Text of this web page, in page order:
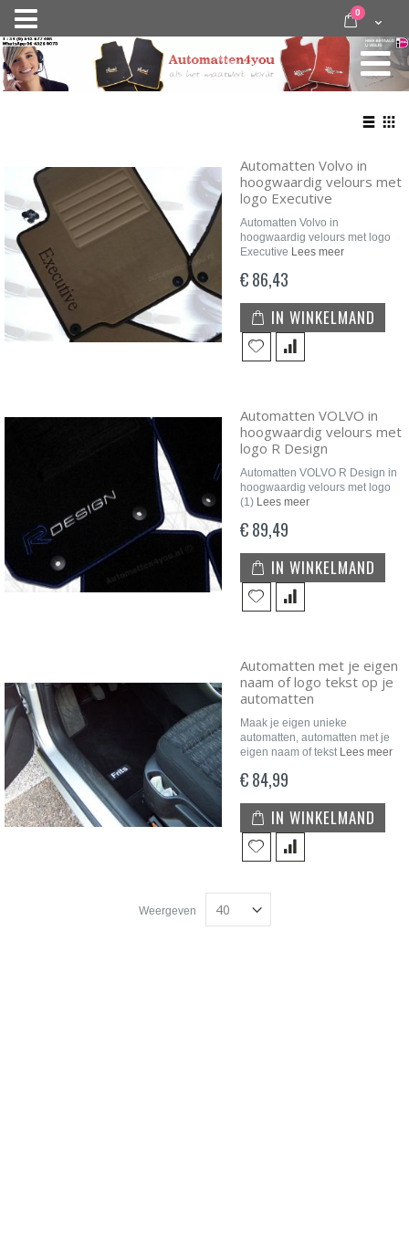
Nav
activeren
door
inhoud
Cart
0 items
Automatten Volvo in
hoogwaardig velours met
logo Executive
Automatten Volvo in
hoogwaardig velours met logo
Executive Lees meer
€ 86,43
IN WINKELMAND
Automatten VOLVO in
hoogwaardig velours met
logo R Design
Automatten VOLVO R Design in
hoogwaardig velours met logo
(1) Lees meer
€ 89,49
IN WINKELMAND
Automatten met je eigen
naam of logo tekst op je
automatten
Maak je eigen unieke
automatten, automatten met je
eigen naam of tekst Lees meer
€ 84,99
IN WINKELMAND
Weergeven